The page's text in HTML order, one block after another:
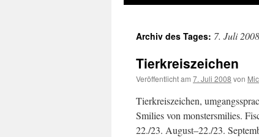
Archiv des Tages: 7. Juli 2008
Tierkreiszeichen
Veröffentlicht am 7. Juli 2008 von
Tierkreiszeichen,
Smilies von monstersmilies.
22./23. August–22./23.